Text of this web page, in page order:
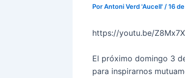
PorAntoni Verd 'Aucell' /16
https://youtu.be/
El próximo domingo 3
para inspirarnos